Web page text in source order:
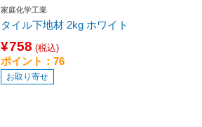
家庭化学工業
タイル下地材 2kg ホワイト
¥758 (税込)
ポイント：76
お取り寄せ